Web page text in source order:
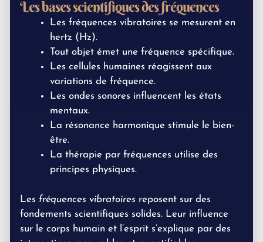
Les bases scientifiques des fréquences
Les fréquences vibratoires se mesurent en
hertz (Hz).
Tout objet émet une fréquence spécifique.
Les cellules humaines réagissent aux
variations de fréquence.
Les ondes sonores influencent les états
mentaux.
La résonance harmonique stimule le bien-
être.
La thérapie par fréquences utilise des
principes physiques.
Les fréquences vibratoires reposent sur des
fondements scientifiques solides. Leur influence
sur le corps humain et l’esprit s’explique par des